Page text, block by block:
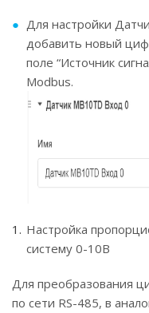
Для настройки
добавить новый
поле “Источник
Modbus.
Настройка
систему 0-10В
Для преобразования
по сети RS-485, в